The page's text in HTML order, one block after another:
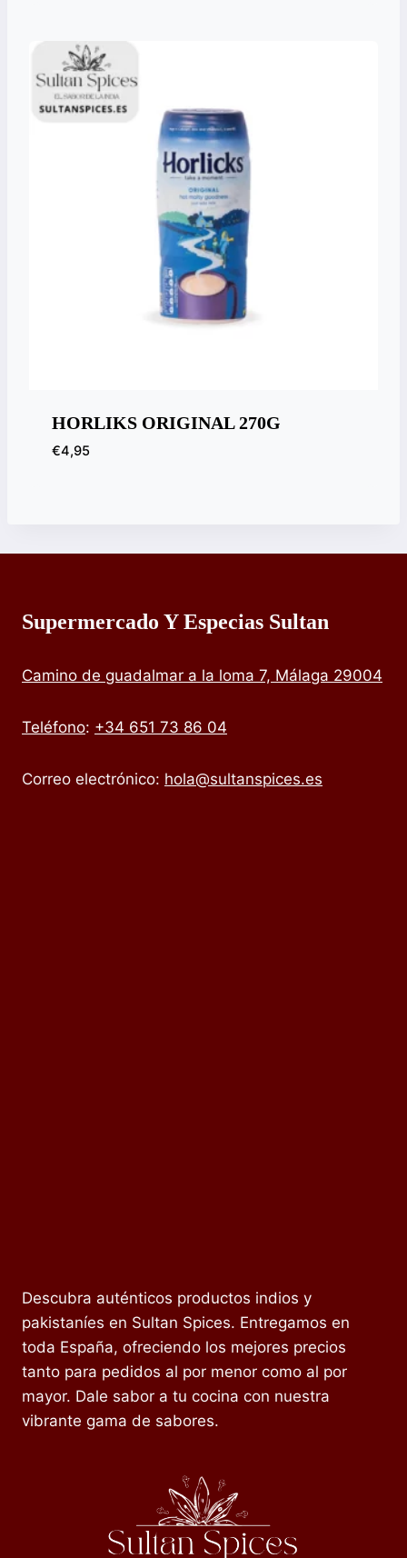
HORLIKS ORIGINAL 270G
€4,95
Supermercado Y Especias Sultan
Camino de guadalmar a la loma 7, Málaga 29004
Teléfono: +34 651 73 86 04
Correo electrónico: hola@sultanspices.es
Descubra auténticos productos indios y
pakistaníes en Sultan Spices. Entregamos en
toda España, ofreciendo los mejores precios
tanto para pedidos al por menor como al por
mayor. Dale sabor a tu cocina con nuestra
vibrante gama de sabores.